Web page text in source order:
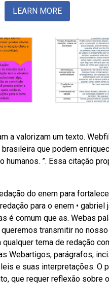
LEARN MORE
a valorizam um texto.
que podem
”. Essa citação
do enem para
para o enem • gabriel
é comum que as. Webas
transmitir no
tema de redação
Webartigos, parágrafos,
e suas interpretações. O
que requer reflexão sobre